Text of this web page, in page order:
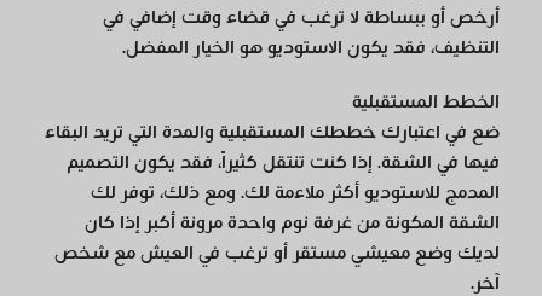
أرخص أو ببساطة لا ترغب في قضاء وقت إضافي في
التنظيف، فقد يكون الاستوديو هو الخيار المفضل.
الخطط المستقبلية
ضع في اعتبارك خططك المستقبلية والمدة التي تريد البقاء
فيها في الشقة. إذا كنت تنتقل كثيراً، فقد يكون التصميم
المدمج للاستوديو أكثر ملاءمة لك. ومع ذلك، توفر لك
الشقة المكونة من غرفة نوم واحدة مرونة أكبر إذا كان
لديك وضع معيشي مستقر أو ترغب في العيش مع شخص
آخر.